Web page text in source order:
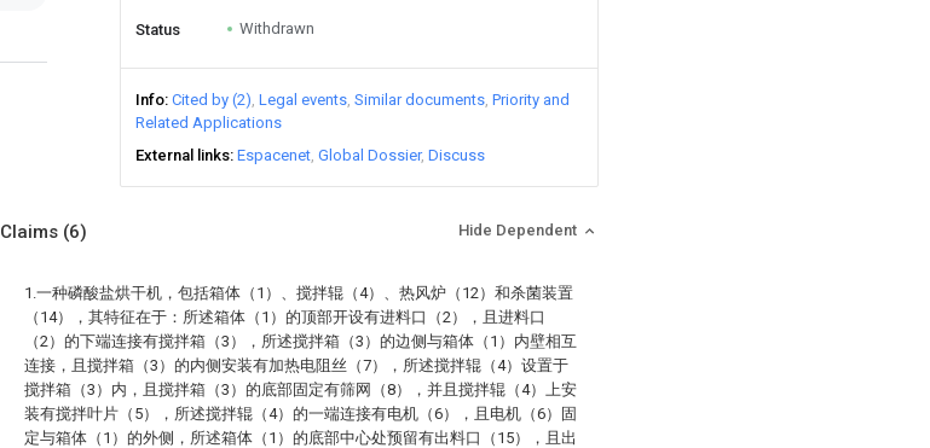
Status Withdrawn
Info Cited by (2) Legal events Similar documents Priority and
Related Applications
External links Espacenet Global Dossier Discuss
Claims (6) Hide Dependent
1.一种磷酸盐烘干机，包括箱体（1）、搅拌辊（4）、热风炉（12）和杀菌装置
（14），其特征在于：所述箱体（1）的顶部开设有进料口（2），且进料口
（2）的下端连接有搅拌箱（3），所述搅拌箱（3）的边侧与箱体（1）内壁相互
连接，且搅拌箱（3）的内侧安装有加热电阻丝（7），所述搅拌辊（4）设置于
搅拌箱（3）内，且搅拌箱（3）的底部固定有筛网（8），并且搅拌辊（4）上安
装有搅拌叶片（5），所述搅拌辊（4）的一端连接有电机（6），且电机（6）固
定与箱体（1）的外侧，所述箱体（1）的底部中心处预留有出料口（15），且出